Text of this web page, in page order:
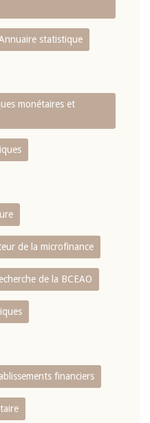
statistique
monétaires et
de la microfinance
de la BCEAO
financiers